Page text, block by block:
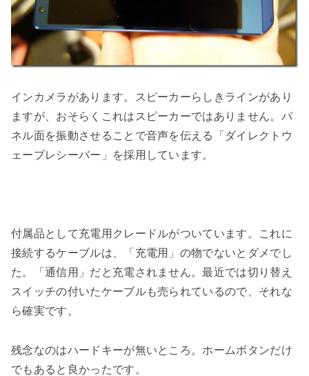
インカメラがあります。スピーカーらしきラインがあり
ますが、おそらくこれはスピーカーではありません。パ
ネル面を振動させることで音声を伝える「ダイレクトウ
ェーブレシーバー」を採用しています。
付属品として充電用クレードルがついています。これに
接続するケーブルは、「充電用」の物でないとダメでし
た。「通信用」だと充電されません。最近では切り替え
スイッチの付いたケーブルも売られているので、それな
ら確実です。
残念なのはハードキーが無いところ。ホームボタンだけ
でもあると良かったです。